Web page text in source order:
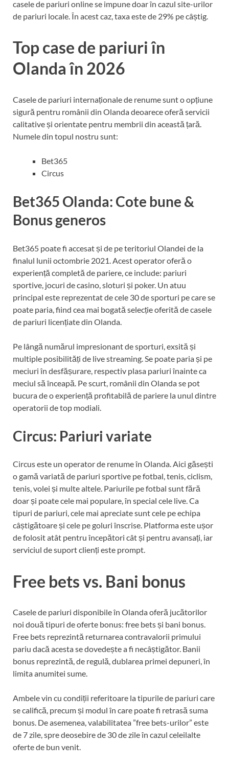
casele de pariuri online se impune doar în cazul site-urilor
de pariuri locale. În acest caz, taxa este de 29% pe câștig.
Top case de pariuri în
Olanda în 2026
Casele de pariuri internaționale de renume sunt o opțiune
sigură pentru românii din Olanda deoarece oferă servicii
calitative și orientate pentru membrii din această țară.
Numele din topul nostru sunt:
Bet365
Circus
Bet365 Olanda: Cote bune &
Bonus generos
Bet365 poate fi accesat și de pe teritoriul Olandei de la
finalul lunii octombrie 2021. Acest operator oferă o
experiență completă de pariere, ce include: pariuri
sportive, jocuri de casino, sloturi și poker. Un atuu
principal este reprezentat de cele 30 de sporturi pe care se
poate paria, fiind cea mai bogată selecție oferită de casele
de pariuri licențiate din Olanda.
Pe lângă numărul impresionant de sporturi, exsită și
multiple posibilități de live streaming. Se poate paria și pe
meciuri în desfășurare, respectiv plasa pariuri înainte ca
meciul să înceapă. Pe scurt, românii din Olanda se pot
bucura de o experiență profitabilă de pariere la unul dintre
operatorii de top modiali.
Circus: Pariuri variate
Circus este un operator de renume în Olanda. Aici găsești
o gamă variată de pariuri sportive pe fotbal, tenis, ciclism,
tenis, volei și multe altele. Pariurile pe fotbal sunt fără
doar și poate cele mai populare, în special cele live. Ca
tipuri de pariuri, cele mai apreciate sunt cele pe echipa
câștigătoare și cele pe goluri înscrise. Platforma este ușor
de folosit atât pentru începători cât și pentru avansați, iar
serviciul de suport clienți este prompt.
Free bets vs. Bani bonus
Casele de pariuri disponibile în Olanda oferă jucătorilor
noi două tipuri de oferte bonus: free bets și bani bonus.
Free bets reprezintă returnarea contravalorii primului
pariu dacă acesta se dovedește a fi necâștigător. Banii
bonus reprezintă, de regulă, dublarea primei depuneri, în
limita anumitei sume.
Ambele vin cu condiții referitoare la tipurile de pariuri care
se califică, precum și modul în care poate fi retrasă suma
bonus. De asemenea, valabilitatea ”free bets-urilor” este
de 7 zile, spre deosebire de 30 de zile în cazul celeilalte
oferte de bun venit.